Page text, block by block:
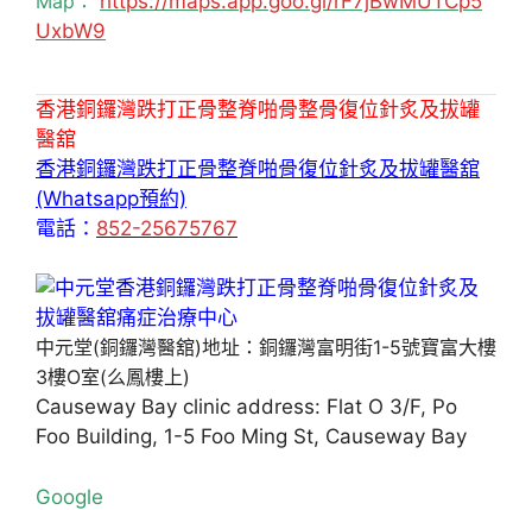
UxbW9
香港銅鑼灣跌打正骨整脊啪骨整骨復位針炙及拔罐
醫舘
香港銅鑼灣跌打正骨整脊啪骨復位針炙及拔罐醫舘
(Whatsapp預約)
電話： 852-25675767
中元堂(銅鑼灣醫舘)地址：銅鑼灣富明街1-5號寶富大樓
3樓O室(么鳳樓上)
Causeway Bay clinic address: Flat O 3/F, Po
Foo Building, 1-5 Foo Ming St, Causeway Bay
Google